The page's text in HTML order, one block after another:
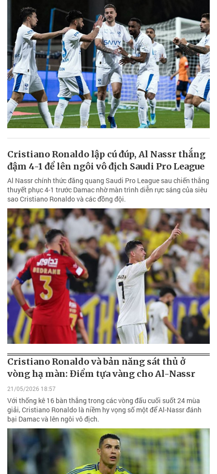
Cristiano Ronaldo lập cú đúp, Al Nassr thắng
đậm 4-1 để lên ngôi vô địch Saudi Pro League
Al Nassr chính thức đăng quang Saudi Pro League sau chiến thắng
thuyết phục 4-1 trước Damac nhờ màn trình diễn rực sáng của siêu
sao Cristiano Ronaldo và các đồng đội.
Cristiano Ronaldo và bản năng sát thủ ở
vòng hạ màn: Điểm tựa vàng cho Al-Nassr
21/05/2026 18:57
Với thống kê 16 bàn thắng trong các vòng đấu cuối suốt 24 mùa
giải, Cristiano Ronaldo là niềm hy vọng số một để Al-Nassr đánh
bại Damac và lên ngôi vô địch.